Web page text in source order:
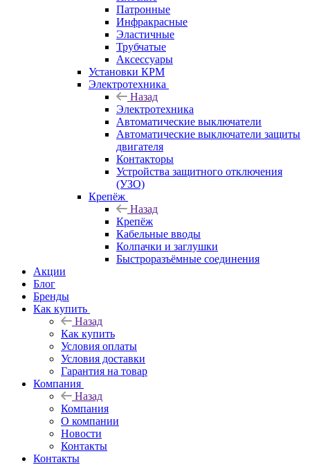
Патронные
Инфракрасные
Эластичные
Трубчатые
Аксессуары
Установки КРМ
Электротехника
Назад
Электротехника
Автоматические выключатели
Автоматические выключатели защиты
двигателя
Контакторы
Устройства защитного отключения
(УЗО)
Крепёж
Назад
Крепёж
Кабельные вводы
Колпачки и заглушки
Быстроразъёмные соединения
Акции
Блог
Бренды
Как купить
Назад
Как купить
Условия оплаты
Условия доставки
Гарантия на товар
Компания
Назад
Компания
О компании
Новости
Контакты
Контакты